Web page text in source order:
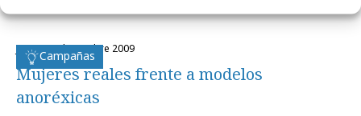
Campañas
jueves, 8 de octubre 2009
Mujeres reales frente a modelos
anoréxicas